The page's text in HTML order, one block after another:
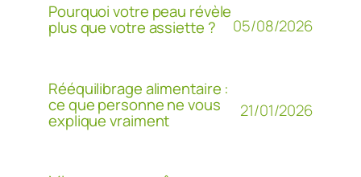
Pourquoi votre peau révèle
plus que votre assiette ? 05/08/2026
Rééquilibrage alimentaire :
ce que personne ne vous
explique vraiment 21/01/2026